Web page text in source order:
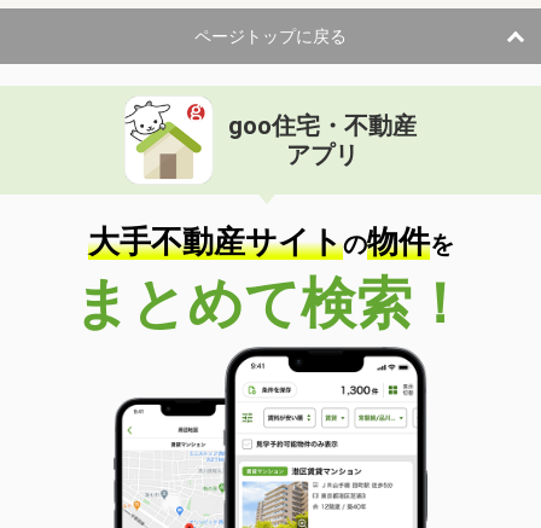
専有面積 68.89m²
間取り
3LDK
大阪府守口市八雲北町３
価 格
1,910万円
住 所
大阪府守口市八雲北町３
専有面積 66.8m²
間取り
3LDK
大阪府大阪市東成区大今里南４
価 格
2,890万円
大阪府大阪市東成区大今里南４
61.6m²
間取り
3LDK
大阪府大阪市北区大深町
価 格
10億8,000万円
ページトップに戻る
goo住宅・不動産
アプリ
大手不動産サイトの物件を
まとめて検索！